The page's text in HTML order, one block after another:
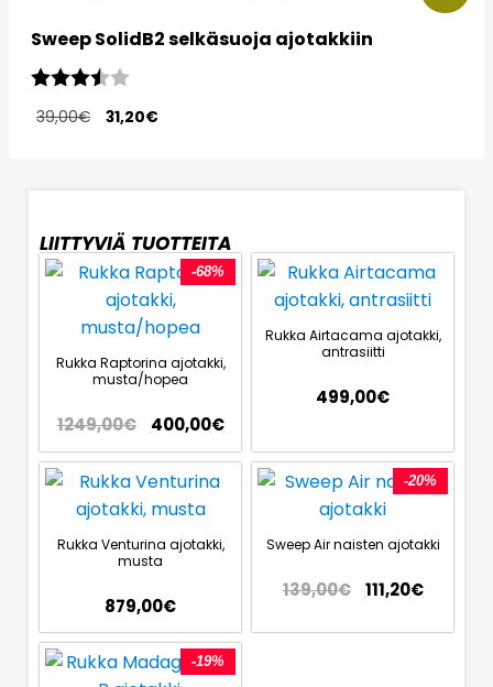
Sweep SolidB2 selkäsuoja ajotakkiin
Arvio:
39,00€ 31,20€
LIITTYVIÄ TUOTTEITA
-68%
Rukka Raptorina ajotakki,
musta/hopea
1249,00€ 400,00€
Rukka Airtacama ajotakki,
antrasiitti
499,00€
Rukka Venturina ajotakki,
musta
879,00€
-20%
Sweep Air naisten ajotakki
139,00€ 111,20€
-19%